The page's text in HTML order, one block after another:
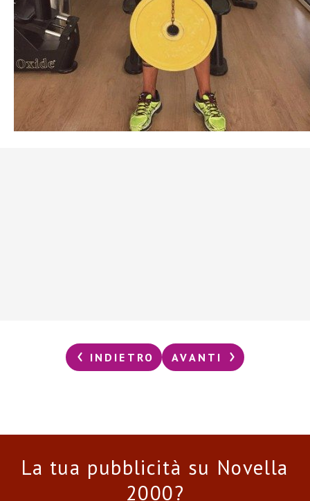
INDIETRO AVANTI
La tua pubblicità su Novella
2000?